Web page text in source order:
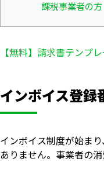
課税事業者の方
【無料】請求書テンプ
インボイス登
インボイス制度が始ま
ありません。事業者の